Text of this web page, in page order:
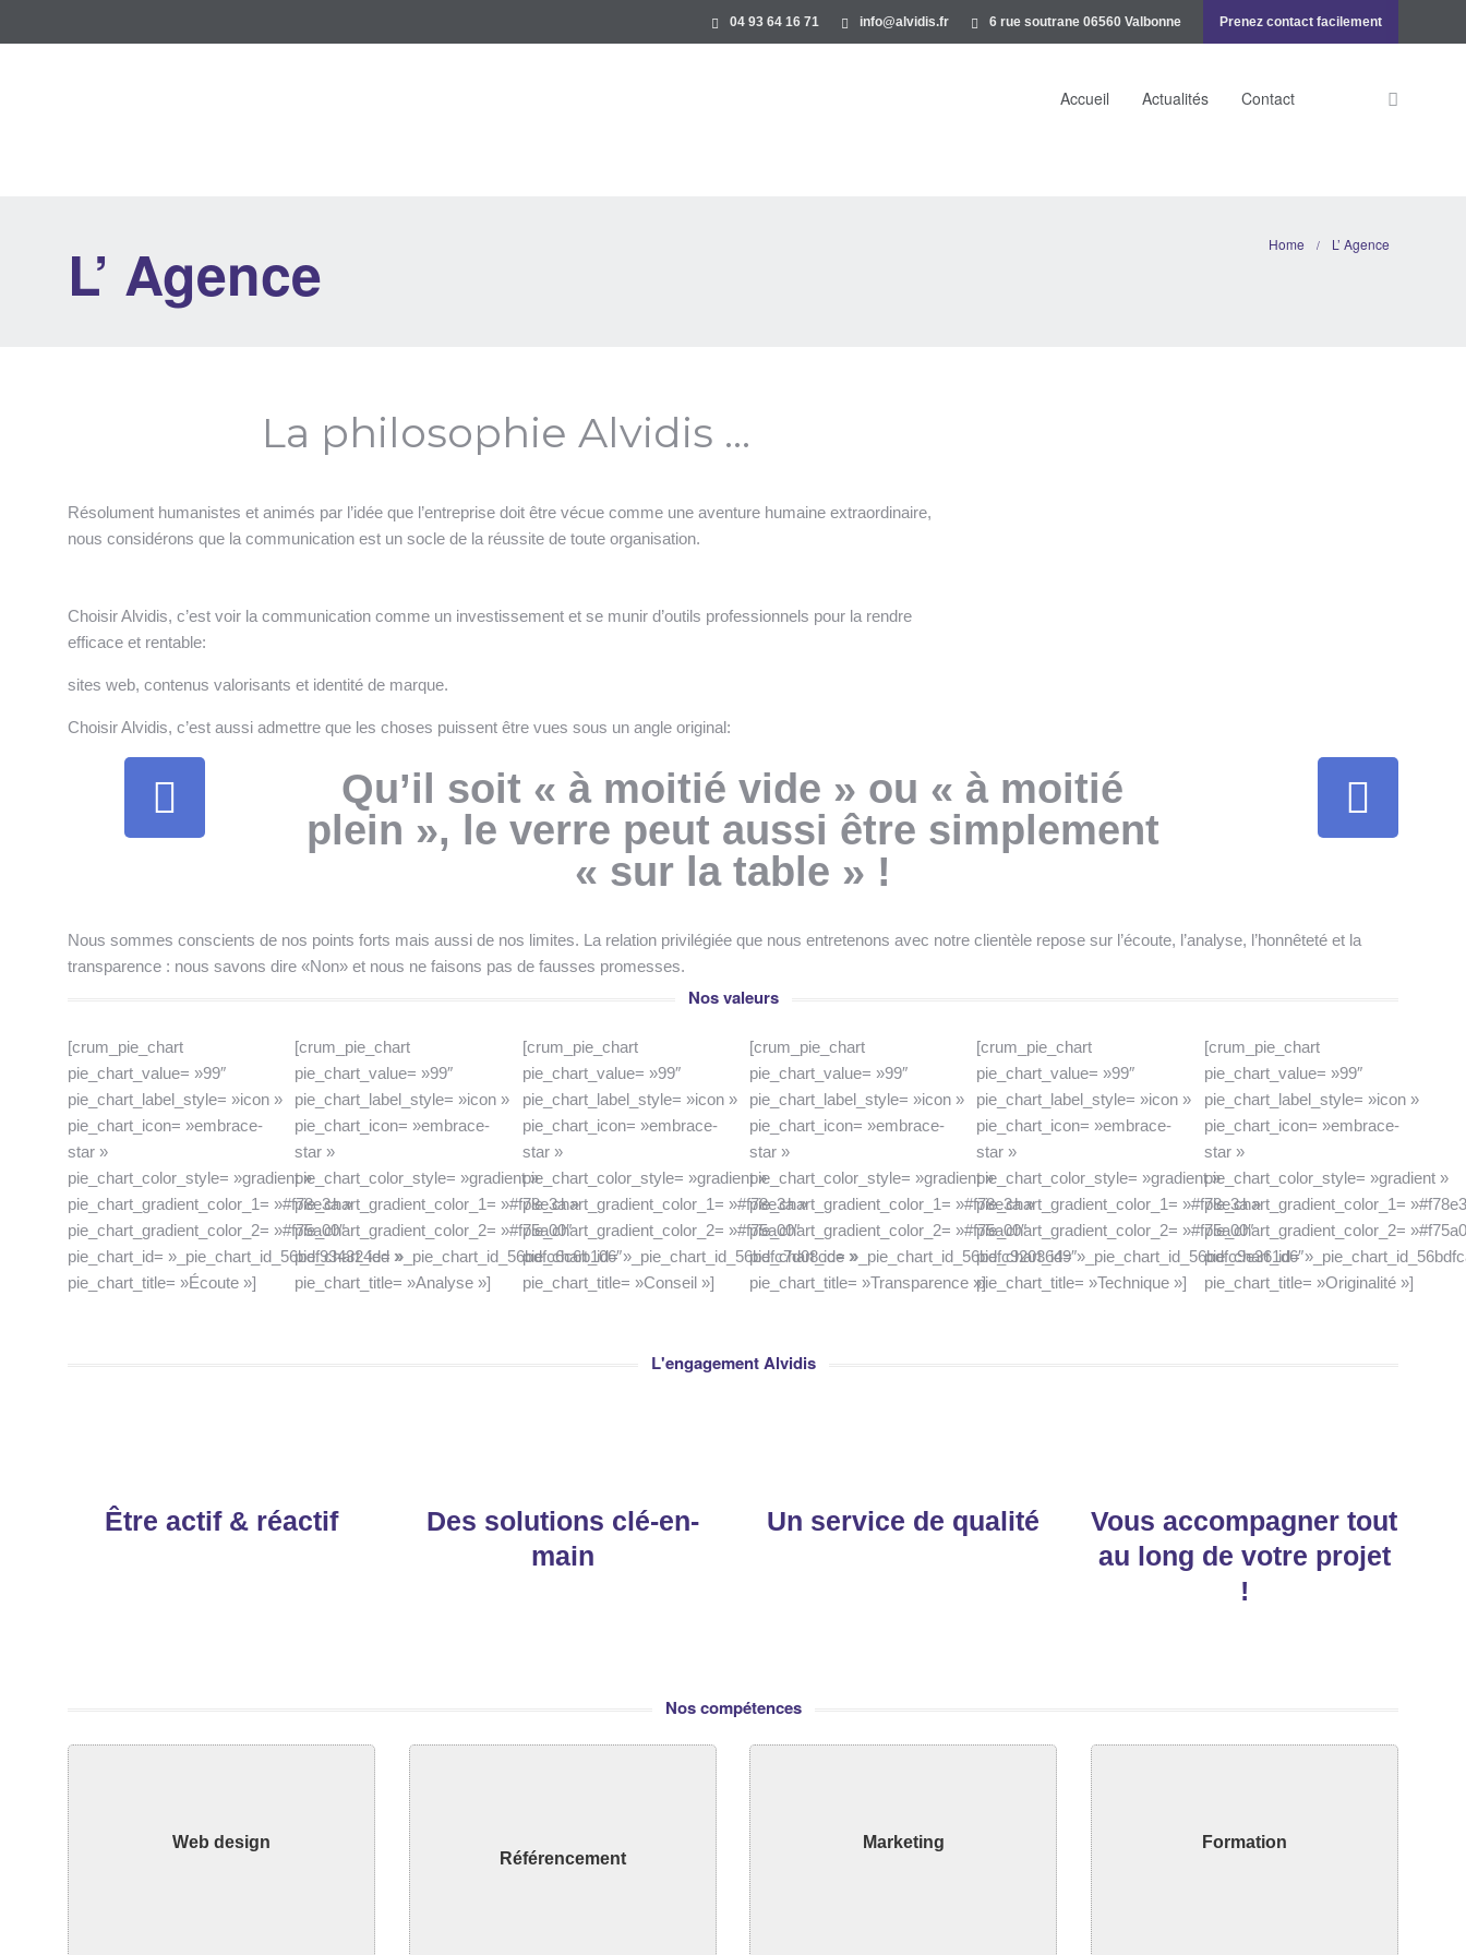
04 93 64 16 71 info@alvidis.fr 6 rue soutrane 06560 Valbonne Prenez contact facilement
Accueil Actualités Contact
L’ Agence Home / L’ Agence
La philosophie Alvidis ...
Résolument humanistes et animés par l’idée que l’entreprise doit être vécue comme une aventure humaine extraordinaire,
nous considérons que la communication est un socle de la réussite de toute organisation.
Choisir Alvidis, c’est voir la communication comme un investissement et se munir d’outils professionnels pour la rendre
efficace et rentable:
sites web, contenus valorisants et identité de marque.
Choisir Alvidis, c’est aussi admettre que les choses puissent être vues sous un angle original:
Qu’il soit « à moitié vide » ou « à moitié
plein », le verre peut aussi être simplement
« sur la table » !
Nous sommes conscients de nos points forts mais aussi de nos limites. La relation privilégiée que nous entretenons avec notre clientèle repose sur l’écoute, l’analyse, l’honnêteté et la
transparence : nous savons dire «Non» et nous ne faisons pas de fausses promesses.
Nos valeurs
[crum_pie_chart
pie_chart_value= »99″
pie_chart_label_style= »icon »
pie_chart_icon= »embrace-
star »
pie_chart_color_style= »gradient »
pie_chart_gradient_color_1= »#f78e3a »
pie_chart_gradient_color_2= »#f75a00″
pie_chart_id= »_pie_chart_id_56bdf934324ed »
pie_chart_title= »Écoute »]
[crum_pie_chart
pie_chart_value= »99″
pie_chart_label_style= »icon »
pie_chart_icon= »embrace-
star »
pie_chart_color_style= »gradient »
pie_chart_gradient_color_1= »#f78e3a »
pie_chart_gradient_color_2= »#f75a00″
pie_chart_id= »_pie_chart_id_56bdfc6c6b106″
pie_chart_title= »Analyse »]
[crum_pie_chart
pie_chart_value= »99″
pie_chart_label_style= »icon »
pie_chart_icon= »embrace-
star »
pie_chart_color_style= »gradient »
pie_chart_gradient_color_1= »#f78e3a »
pie_chart_gradient_color_2= »#f75a00″
pie_chart_id= »_pie_chart_id_56bdfc7d08cce »
pie_chart_title= »Conseil »]
[crum_pie_chart
pie_chart_value= »99″
pie_chart_label_style= »icon »
pie_chart_icon= »embrace-
star »
pie_chart_color_style= »gradient »
pie_chart_gradient_color_1= »#f78e3a »
pie_chart_gradient_color_2= »#f75a00″
pie_chart_id= »_pie_chart_id_56bdfc9203649″
pie_chart_title= »Transparence »]
[crum_pie_chart
pie_chart_value= »99″
pie_chart_label_style= »icon »
pie_chart_icon= »embrace-
star »
pie_chart_color_style= »gradient »
pie_chart_gradient_color_1= »#f78e3a »
pie_chart_gradient_color_2= »#f75a00″
pie_chart_id= »_pie_chart_id_56bdfc9e361d6″
pie_chart_title= »Technique »]
[crum_pie_chart
pie_chart_value= »99″
pie_chart_label_style= »icon »
pie_chart_icon= »embrace-
star »
pie_chart_color_style= »gradient »
pie_chart_gradient_color_1=
pie_chart_gradient_color_2=
pie_chart_id=
pie_chart_title= »Originalité »]
L'engagement Alvidis
Être actif & réactif
Des solutions clé-en-
main
Un service de qualité
Vous accompagner tout
au long de votre projet
!
Nos compétences
Web design
Référencement
Marketing Formation